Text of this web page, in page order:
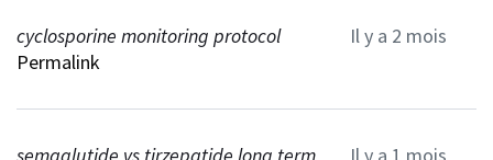
cyclosporine monitoring protocol
Il y a 2 mois
Permalink
semaglutide vs tirzepatide long term
Il y a 1 mois